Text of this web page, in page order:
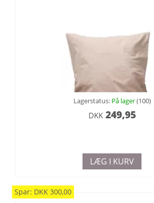
Lagerstatus: På lager(100)
DKK249,95
LÆG I KURV
Spar: DKK 300,00